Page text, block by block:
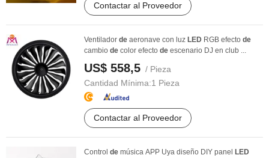
Contactar al Proveedor
Ventilador de aeronave con luz LED RGB efecto de
cambio de color efecto de escenario DJ en club ...
US$ 558,5 / Pieza
Cantidad Mínima:1 Pieza
Contactar al Proveedor
Control de música APP Uya diseño DIY panel
LED